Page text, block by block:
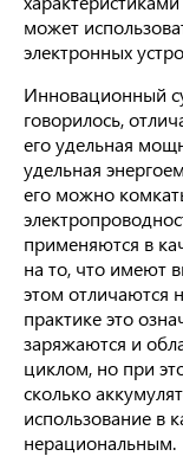
может
электронных
Инновационный
говорилось,
его удельная
удельная
его можно
применяются в
на то, что имеют
этом отличаются
практике это
заряжаются и
циклом, но при
сколько
использование в
нерациональным.